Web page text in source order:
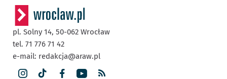
pl. Solny 14, 50-062 Wrocław
tel. 71 776 71 42
e-mail: redakcja@araw.pl